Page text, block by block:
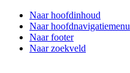
Naar hoofdinhoud
Naar hoofdnavigatiemenu
Naar footer
Naar zoekveld